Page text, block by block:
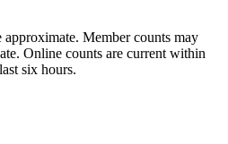
approximate. Member counts may
Online counts are current within
six hours.